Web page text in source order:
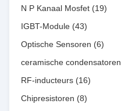
N P Kanaal Mosfet (19)
IGBT-Module (43)
Optische Sensoren (6)
ceramische condensatoren
RF-inducteurs (16)
Chipresistoren (8)